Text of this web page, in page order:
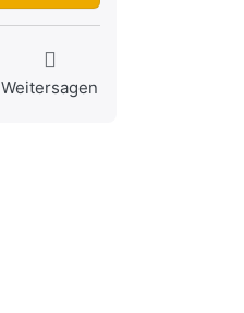
Weitersagen